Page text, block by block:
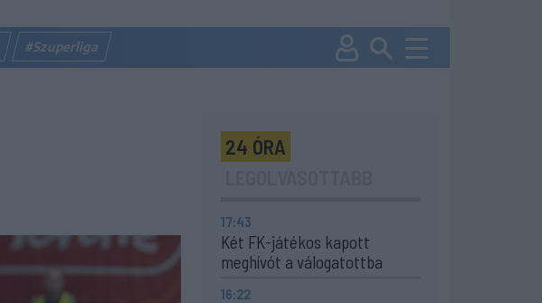
#Szuperliga
24 ÓRA
17:43
Két FK-játékos kapott
meghívót a válogatottba
16:22